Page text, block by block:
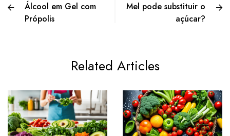
Álcool em Gel com
Própolis
Mel pode substituir o
açúcar?
Related Articles